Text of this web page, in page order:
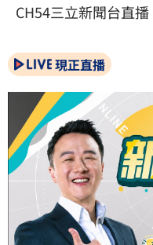
CH54三立新聞台直播
現正直播